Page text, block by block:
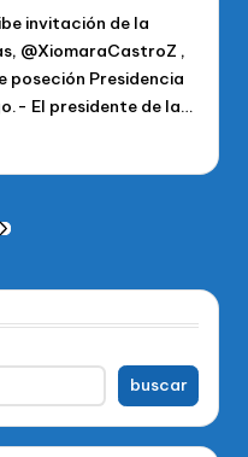
invitación de la
@XiomaraCastroZ ,
poseción Presidencia
El presidente de la…
SIGUIENTE
buscar